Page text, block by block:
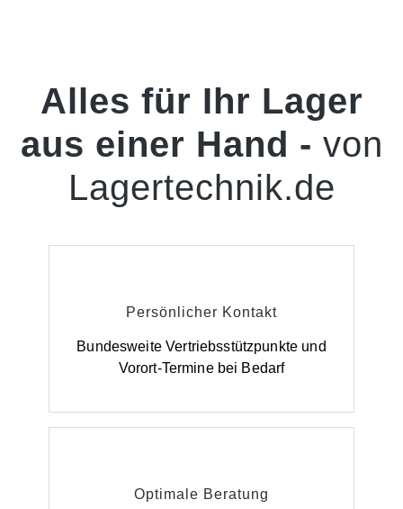
Alles für Ihr Lager
aus einer Hand - von
Lagertechnik.de
Persönlicher Kontakt
Bundesweite Vertriebsstützpunkte und
Vorort-Termine bei Bedarf
Optimale Beratung